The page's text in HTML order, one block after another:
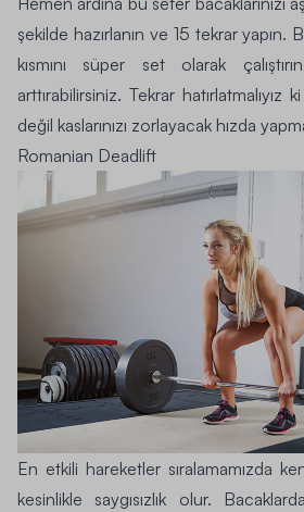
şekilde hazırlanın ve 15 tekrar yapın.
kısmını süper set olarak
arttırabilirsiniz. Tekrar hatırlatmalıyız
değil kaslarınızı zorlayacak hızda
Romanian Deadlift
En etkili hareketler sıralamamızda
kesinlikle saygısızlık olur.